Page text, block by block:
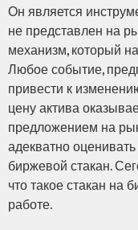
Он является
не представлен на
механизм, который
Любое событие,
привести к
цену актива
предложением на
адекватно
биржевой стакан.
что такое стакан на
работе.